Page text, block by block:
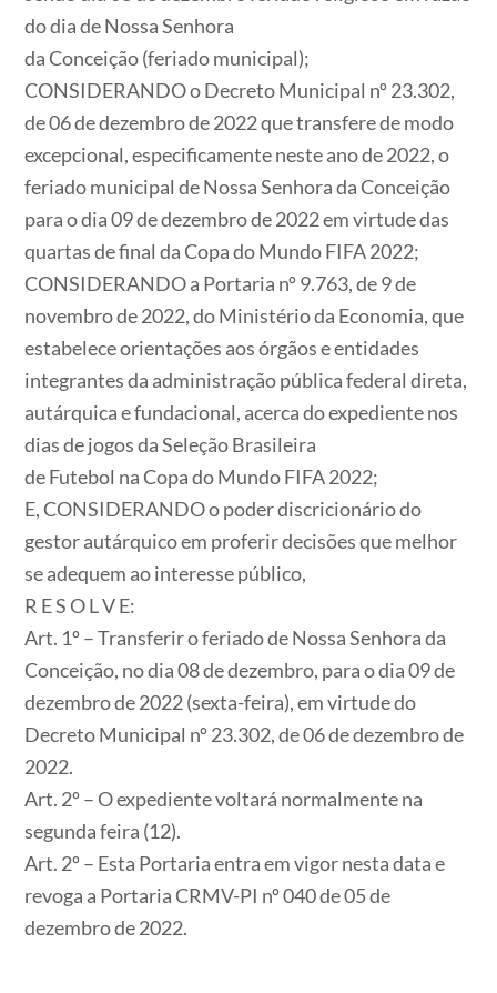
do dia de Nossa Senhora
da Conceição (feriado municipal);
CONSIDERANDO o Decreto Municipal nº 23.302,
de 06 de dezembro de 2022 que transfere de modo
excepcional, especificamente neste ano de 2022, o
feriado municipal de Nossa Senhora da Conceição
para o dia 09 de dezembro de 2022 em virtude das
quartas de final da Copa do Mundo FIFA 2022;
CONSIDERANDO a Portaria nº 9.763, de 9 de
novembro de 2022, do Ministério da Economia, que
estabelece orientações aos órgãos e entidades
integrantes da administração pública federal direta,
autárquica e fundacional, acerca do expediente nos
dias de jogos da Seleção Brasileira
de Futebol na Copa do Mundo FIFA 2022;
E, CONSIDERANDO o poder discricionário do
gestor autárquico em proferir decisões que melhor
se adequem ao interesse público,
R E S O L V E:
Art. 1º – Transferir o feriado de Nossa Senhora da
Conceição, no dia 08 de dezembro, para o dia 09 de
dezembro de 2022 (sexta-feira), em virtude do
Decreto Municipal nº 23.302, de 06 de dezembro de
2022.
Art. 2º – O expediente voltará normalmente na
segunda feira (12).
Art. 2º – Esta Portaria entra em vigor nesta data e
revoga a Portaria CRMV-PI nº 040 de 05 de
dezembro de 2022.